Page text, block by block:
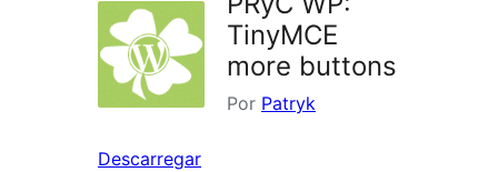
TinyMCE
more buttons
Por Patryk
Descarregar